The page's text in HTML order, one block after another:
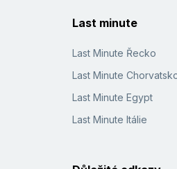
Last minute
Last Minute Řecko
Last Minute
Last Minute Egypt
Last Minute Itálie